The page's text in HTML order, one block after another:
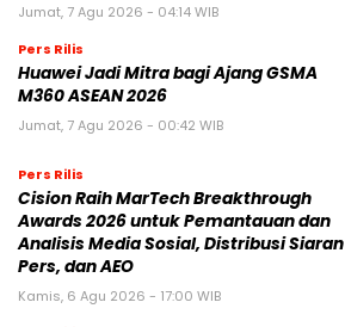
Jumat, 7 Agu 2026 - 04:14 WIB
Pers Rilis
Huawei Jadi Mitra bagi Ajang GSMA
M360 ASEAN 2026
Jumat, 7 Agu 2026 - 00:42 WIB
Pers Rilis
Cision Raih MarTech Breakthrough
Awards 2026 untuk Pemantauan dan
Analisis Media Sosial, Distribusi Siaran
Pers, dan AEO
Kamis, 6 Agu 2026 - 17:00 WIB